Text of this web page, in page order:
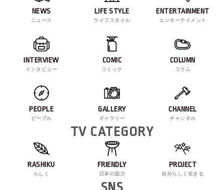
NEWS
ニュース
LIFE STYLE
ライフスタイル
ENTERTAINMENT
エンターテイメント
INTERVIEW
インタビュー
COMIC
コミック
COLUMN
コラム
PEOPLE
ピープル
GALLERY
ギャラリー
CHANNEL
チャンネル
TV CATEGORY
RASHIKU
らしく
FRIENDLY
日本の底力
PROJECT
自分らしく生きる